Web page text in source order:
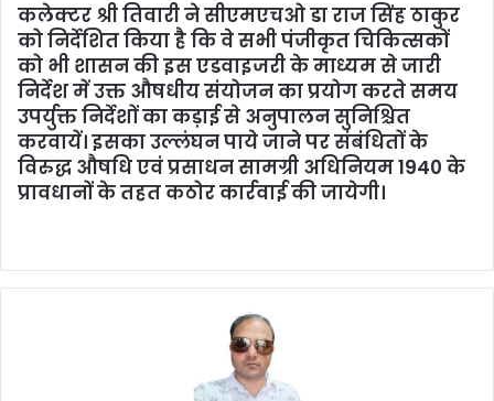
कलेक्टर श्री तिवारी ने सीएमएचओ डा राज सिंह ठाकुर
को निर्देशित किया है कि वे सभी पंजीकृत चिकित्सकों
को भी शासन की इस एडवाइजरी के माध्यम से जारी
निर्देश में उक्त औषधीय संयोजन का प्रयोग करते समय
उपर्युक्त निर्देशों का कड़ाई से अनुपालन सुनिश्चित
करवायें। इसका उल्लंघन पाये जाने पर संबंधितों के
विरुद्ध औषधि एवं प्रसाधन सामग्री अधिनियम 1940 के
प्रावधानों के तहत कठोर कार्रवाई की जायेगी।